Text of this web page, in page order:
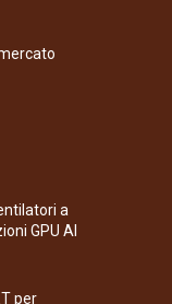
a
GPU AI
per